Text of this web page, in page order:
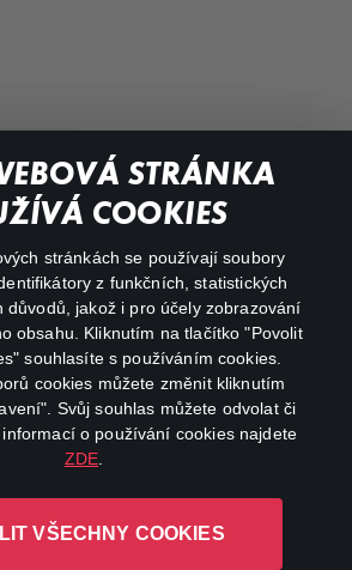
STRÁNKA
COOKIES
stránkách se používají soubory
z funkčních, statistických
důvodů, jakož i pro účely zobrazování
obsahu. Kliknutím na tlačítko "Povolit
souhlasíte s používáním cookies.
cookies můžete změnit kliknutím
Svůj souhlas můžete odvolat či
o používání cookies najdete
ZDE
VŠECHNY COOKIES